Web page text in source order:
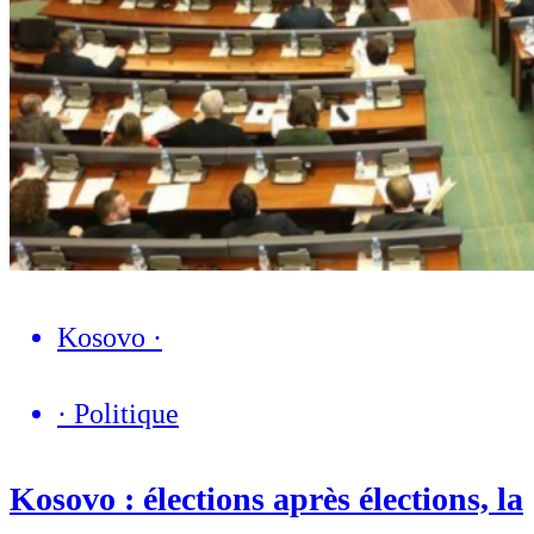
Kosovo ·
· Politique
Kosovo : élections après élections, la